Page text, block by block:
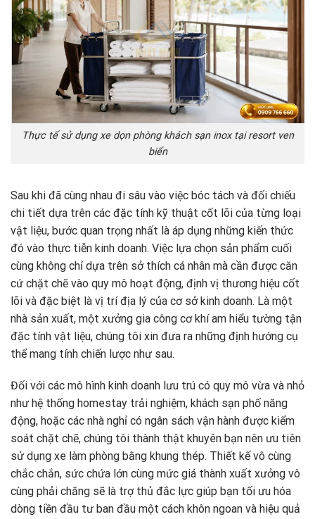
Thực tế sử dụng xe dọn phòng khách sạn inox tại resort ven
biển
Sau khi đã cùng nhau đi sâu vào việc bóc tách và đối chiếu
chi tiết dựa trên các đặc tính kỹ thuật cốt lõi của từng loại
vật liệu, bước quan trọng nhất là áp dụng những kiến thức
đó vào thực tiễn kinh doanh. Việc lựa chọn sản phẩm cuối
cùng không chỉ dựa trên sở thích cá nhân mà cần được căn
cứ chặt chẽ vào quy mô hoạt động, định vị thương hiệu cốt
lõi và đặc biệt là vị trí địa lý của cơ sở kinh doanh. Là một
nhà sản xuất, một xưởng gia công cơ khí am hiểu tường tận
đặc tính vật liệu, chúng tôi xin đưa ra những định hướng cụ
thể mang tính chiến lược như sau.
Đối với các mô hình kinh doanh lưu trú có quy mô vừa và nhỏ
như hệ thống homestay trải nghiệm, khách sạn phố năng
động, hoặc các nhà nghỉ có ngân sách vận hành được kiểm
soát chặt chẽ, chúng tôi thành thật khuyên bạn nên ưu tiên
sử dụng xe làm phòng bằng khung thép. Thiết kế vô cùng
chắc chắn, sức chứa lớn cùng mức giá thành xuất xưởng vô
cùng phải chăng sẽ là trợ thủ đắc lực giúp bạn tối ưu hóa
dòng tiền đầu tư ban đầu một cách khôn ngoan và hiệu quả